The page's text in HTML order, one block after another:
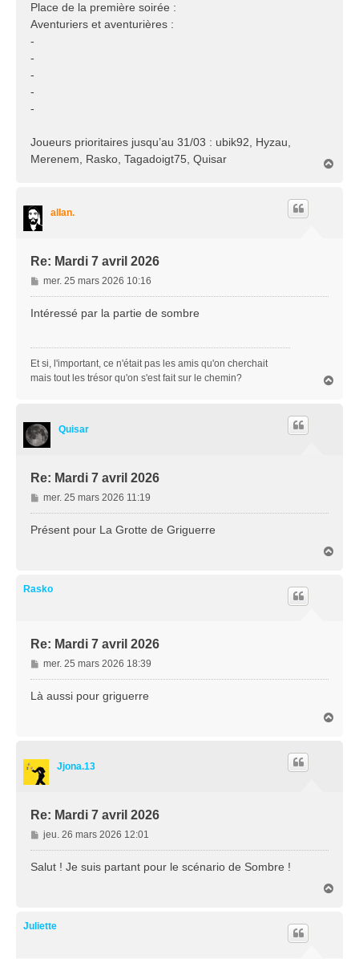
Place de la première soirée :
Aventuriers et aventurières :
-
-
-
-
-
Joueurs prioritaires jusqu’au 31/03 : ubik92, Hyzau,
Merenem, Rasko, Tagadoigt75, Quisar
allan.
Re: Mardi 7 avril 2026
M
e
s
e
mer. 25 mars 2026 10:16
Intéressé par la partie de sombre
Et si, l'important, ce n'était pas les amis qu'on cherchait
mais tout les trésor qu'on s'est fait sur le chemin?
Quisar
Re: Mardi 7 avril 2026
M
e
s
e
mer. 25 mars 2026 11:19
Présent pour La Grotte de Griguerre
Rasko
Re: Mardi 7 avril 2026
M
e
s
mer. 25 mars 2026 18:39
Là aussi pour griguerre
Jjona.13
Re: Mardi 7 avril 2026
M
e
jeu. 26 mars 2026 12:01
Salut ! Je suis partant pour le scénario de Sombre !
Juliette